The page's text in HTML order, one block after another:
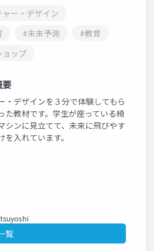
ー・デザイン
#未来予測
#教育
ップ
要
・デザインを３分で体験してもら
た教材です。学生が座っている椅
シンに見立てて、未来に飛びやす
を入れています。
覧